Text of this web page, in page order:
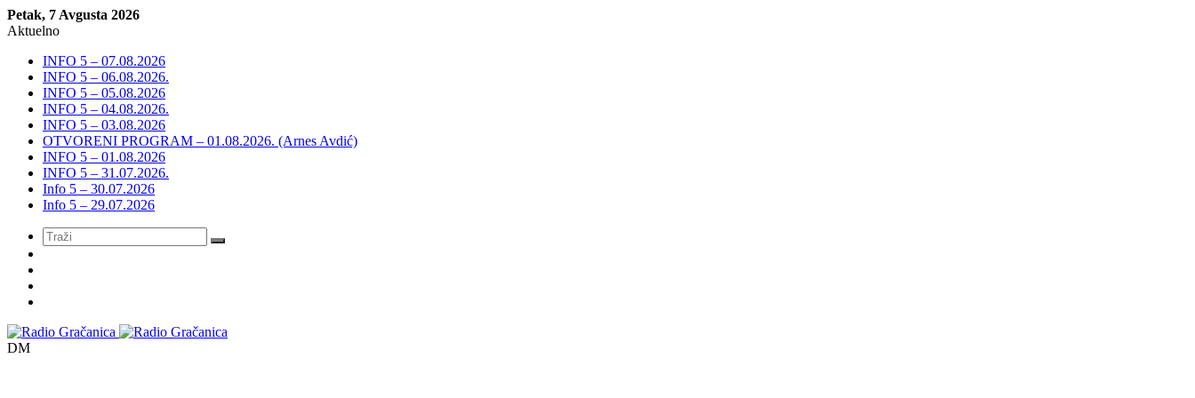
Petak, 7 Avgusta 2026
Aktuelno
INFO 5 – 07.08.2026
INFO 5 – 06.08.2026.
INFO 5 – 05.08.2026
INFO 5 – 04.08.2026.
INFO 5 – 03.08.2026
OTVORENI PROGRAM – 01.08.2026. (Arnes Avdić)
INFO 5 – 01.08.2026
INFO 5 – 31.07.2026.
Info 5 – 30.07.2026
Info 5 – 29.07.2026
Meni
DM